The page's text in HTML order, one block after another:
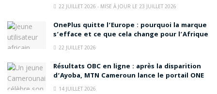
22 JUILLET 2026 - MISE À JOUR LE 23 JUILLET 2026
OnePlus quitte l’Europe : pourquoi la marque
s’efface et ce que cela change pour l’Afrique
22 JUILLET 2026
Résultats OBC en ligne : après la disparition
d’Ayoba, MTN Cameroun lance le portail ONE
14 JUILLET 2026